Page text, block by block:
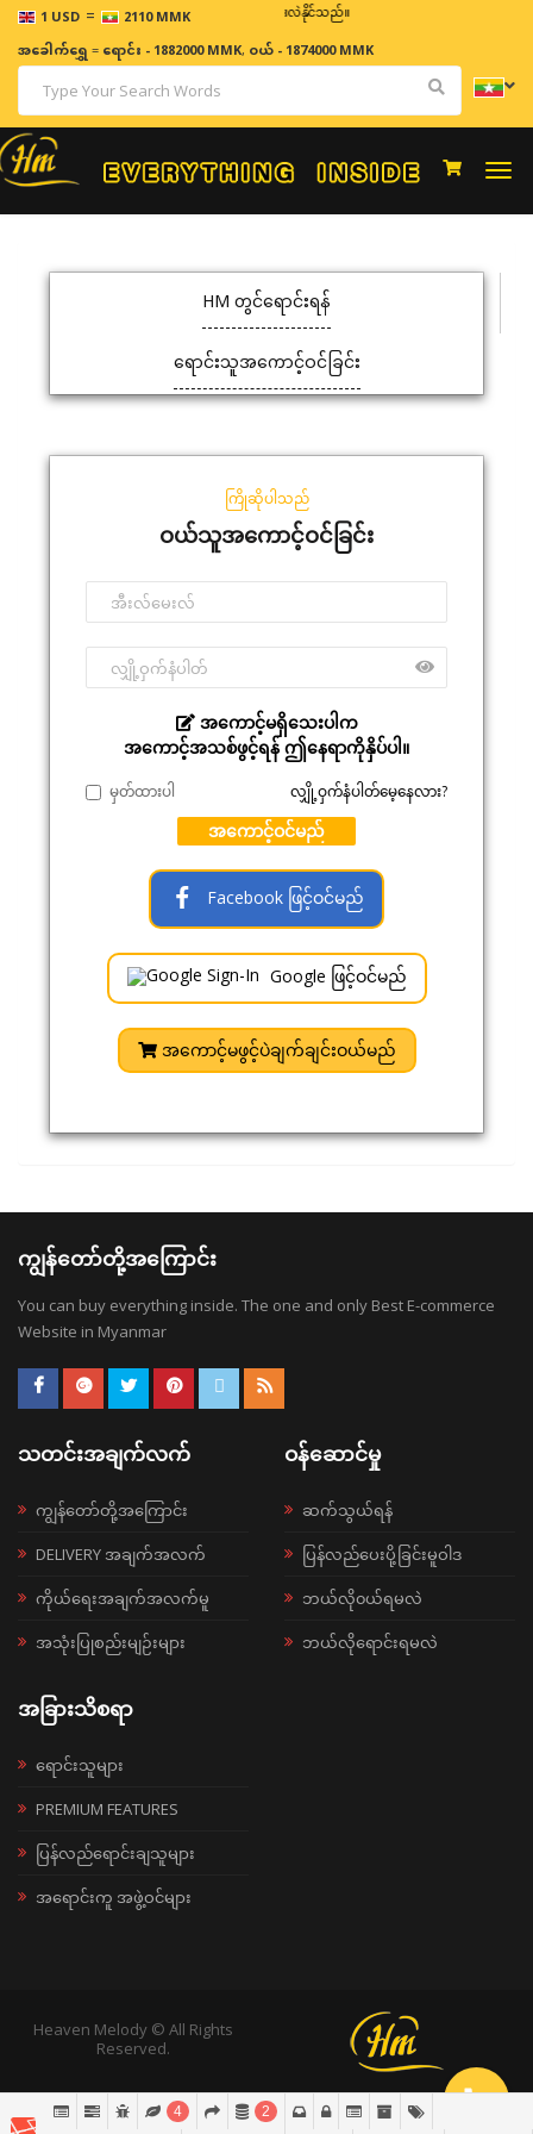
1 USD = 2110 MMK
ဈေးနှုန်းများသည် အချိန်နှင့် အမျှပြောင်းလဲနိုင်သည်။
အခေါက်ရွှေ=ရောင်း - 1882000 MMK, ဝယ် - 1874000 MMK
HM တွင်ရောင်းရန်
ရောင်းသူအကောင့်ဝင်ခြင်း
ကြိုဆိုပါသည်
ဝယ်သူအကောင့်ဝင်ခြင်း
အကောင့်မရှိသေးပါက
အကောင့်အသစ်ဖွင့်ရန် ဤနေရာကိုနှိပ်ပါ။
မှတ်ထားပါ လျှို့ဝှက်နံပါတ်မေ့နေလား?
အကောင့်ဝင်မည်
Facebook ဖြင့်ဝင်မည်
Google ဖြင့်ဝင်မည်
အကောင့်မဖွင့်ပဲချက်ချင်းဝယ်မည်
ကျွန်တော်တို့အကြောင်း
You can buy everything inside. The one and only Best E-commerce
Website in Myanmar
သတင်းအချက်လက်
ကျွန်တော်တို့အကြောင်း
DELIVERY အချက်အလက်
ကိုယ်ရေးအချက်အလက်မူ
အသုံးပြုစည်းမျဉ်းများ
ဝန်ဆောင်မှု
ဆက်သွယ်ရန်
ပြန်လည်ပေးပို့ခြင်းမူဝါဒ
ဘယ်လို၀ယ်ရမလဲ
ဘယ်လိုရောင်းရမလဲ
အခြားသိစရာ
ရောင်းသူများ
PREMIUM FEATURES
ပြန်လည်ရောင်းချသူများ
အရောင်းကူ အဖွဲ့ဝင်များ
Heaven Melody © All Rights
Reserved.
4 2